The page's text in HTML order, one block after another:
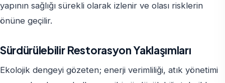
yapının sağlığı sürekli olarak izlenir ve olası risklerin
önüne geçilir.
Sürdürülebilir Restorasyon Yaklaşımları
Ekolojik dengeyi gözeten; enerji verimliliği, atık yönetimi